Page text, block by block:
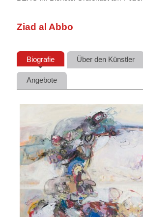
Ziad al Abbo
Biografie Über den Künstler
Angebote